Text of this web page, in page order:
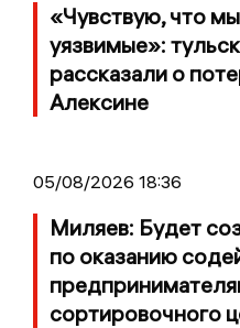
«Чувствую, что
уязвимые»:
рассказали о
Алексине
05/08/2026 18:36
Миляев: Будет
по оказанию
сортировочного